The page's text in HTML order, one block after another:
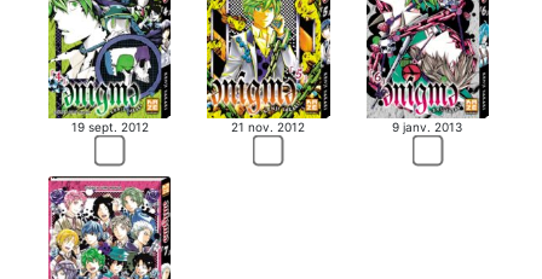
19 sept. 2012 21 nov. 2012 9 janv. 2013